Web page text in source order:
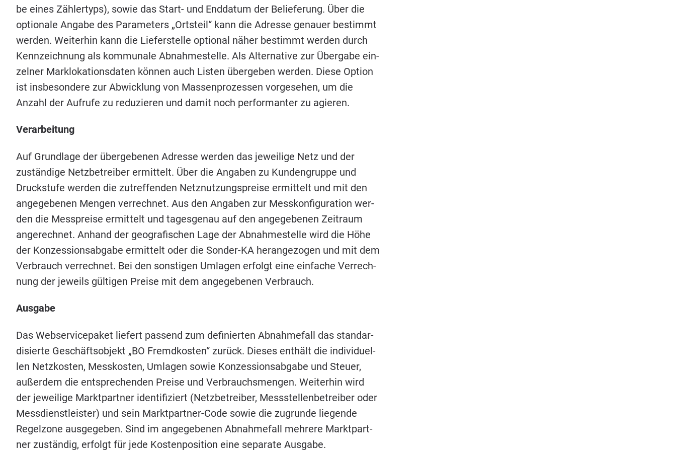
be eines Zäh­ler­typs), sowie das Start- und End­da­tum der Belie­fe­rung. Über die
optio­na­le Anga­be des Para­me­ters „Orts­teil“ kann die Adres­se genau­er bestimmt
wer­den. Wei­ter­hin kann die Lie­fer­stel­le optio­nal näher bestimmt wer­den durch
Kenn­zeich­nung als kom­mu­na­le Abnah­me­stel­le. Als Alter­na­ti­ve zur Über­ga­be ein­
zel­ner Mark­lo­ka­ti­ons­da­ten kön­nen auch Lis­ten über­ge­ben wer­den. Die­se Opti­on
ist ins­be­son­de­re zur Abwick­lung von Mas­sen­pro­zes­sen vor­ge­se­hen, um die
Anzahl der Auf­ru­fe zu redu­zie­ren und damit noch per­for­man­ter zu agieren.
Ver­ar­bei­tung
Auf Grund­la­ge der über­ge­be­nen Adres­se wer­den das jewei­li­ge Netz und der
zustän­di­ge Netz­be­trei­ber ermit­telt. Über die Anga­ben zu Kun­den­grup­pe und
Druck­stu­fe wer­den die zutref­fen­den Netz­nut­zungs­prei­se ermit­telt und mit den
ange­ge­be­nen Men­gen ver­rech­net. Aus den Anga­ben zur Mess­kon­fi­gu­ra­ti­on wer­
den die Mess­prei­se ermit­telt und tages­ge­nau auf den ange­ge­be­nen Zeit­raum
ange­rech­net. Anhand der geo­gra­fi­schen Lage der Abnah­me­stel­le wird die Höhe
der Kon­zes­si­ons­ab­ga­be ermit­telt oder die Son­der-KA her­an­ge­zo­gen und mit dem
Ver­brauch ver­rech­net. Bei den sons­ti­gen Umla­gen erfolgt eine ein­fa­che Ver­rech­
nung der jeweils gül­ti­gen Prei­se mit dem ange­ge­be­nen Verbrauch.
Aus­ga­be
Das Web­ser­vice­pa­ket lie­fert pas­send zum defi­nier­ten Abnah­me­fall das stan­dar­
di­sier­te Geschäfts­ob­jekt „BO Fremd­kos­ten“ zurück. Die­ses ent­hält die indi­vi­du­el­
len Netz­kos­ten, Mess­kos­ten, Umla­gen sowie Kon­zes­si­ons­ab­ga­be und Steu­er,
außer­dem die ent­spre­chen­den Prei­se und Ver­brauchs­men­gen. Wei­ter­hin wird
der jewei­li­ge Markt­part­ner iden­ti­fi­ziert (Netz­be­trei­ber, Mess­stel­len­be­trei­ber oder
Mess­dienst­leis­ter) und sein Markt­part­ner-Code sowie die zugrun­de lie­gen­de
Regel­zo­ne aus­ge­ge­ben. Sind im ange­ge­be­nen Abnah­me­fall meh­re­re Markt­part­
ner zustän­dig, erfolgt für jede Kos­ten­po­si­ti­on eine sepa­ra­te Ausgabe.